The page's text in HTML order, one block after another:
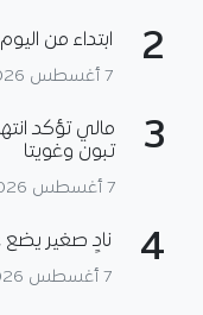
2 ابتداء من
7 أغسطس 2026
3
مالي تؤكد
تبون وغويتا
7 أغسطس 2026
4 نادٍ صغير
7 أغسطس 2026